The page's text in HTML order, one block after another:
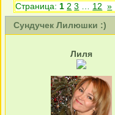
Сундучек Лилюшки :)
Страница: 1 2 3 12 »
Лиля